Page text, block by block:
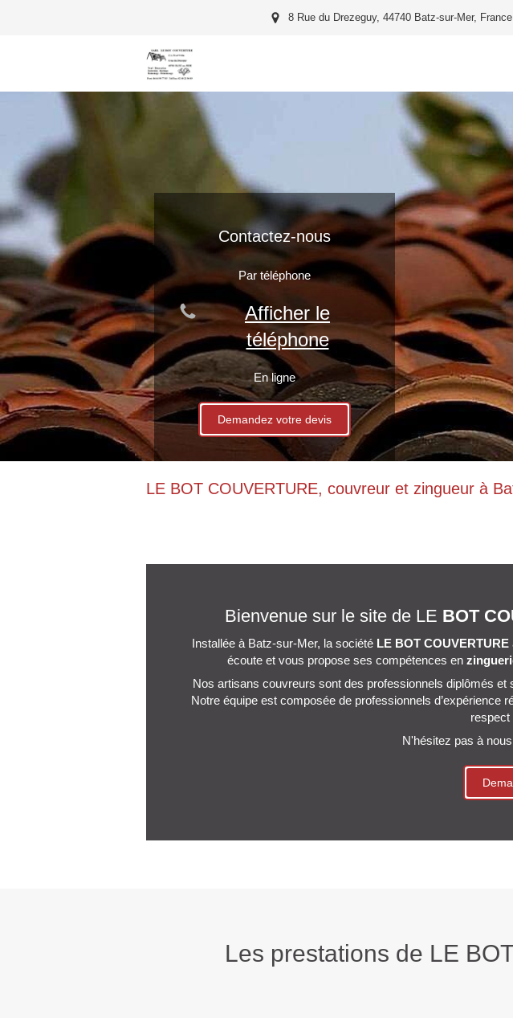
8 Rue du Drezeguy, 44740 Batz-sur-Mer, France
Contactez-nous
Par téléphone
Afficher le
téléphone
En ligne
Demandez votre devis
LE BOT COUVERTURE, couvreur et zingueur à
Bienvenue sur le site de LE BOT
Installée à Batz-sur-Mer, la société LE BOT COUVERTURE
écoute et vous propose ses compétences en
Nos artisans couvreurs sont des professionnels diplômés
Notre équipe est composée de professionnels d’expérience
respect
N'hésitez pas à
Les prestations de LE